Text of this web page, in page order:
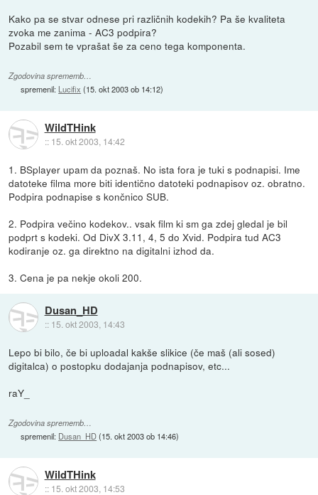
Kako pa se stvar odnese pri različnih kodekih? Pa še kvaliteta
zvoka me zanima - AC3 podpira?
Pozabil sem te vprašat še za ceno tega komponenta.
Zgodovina sprememb…
spremenil: Lucifix (15. okt 2003 ob 14:12)
WildTHink
:: 15. okt 2003, 14:42
1. BSplayer upam da poznaš. No ista fora je tuki s podnapisi. Ime
datoteke filma more biti identično datoteki podnapisov oz. obratno.
Podpira podnapise s končnico SUB.
2. Podpira večino kodekov.. vsak film ki sm ga zdej gledal je bil
podprt s kodeki. Od DivX 3.11, 4, 5 do Xvid. Podpira tud AC3
kodiranje oz. ga direktno na digitalni izhod da.
3. Cena je pa nekje okoli 200.
Dusan_HD
:: 15. okt 2003, 14:43
Lepo bi bilo, če bi uploadal kakše slikice (če maš (ali sosed)
digitalca) o postopku dodajanja podnapisov, etc...
raY_
Zgodovina sprememb…
spremenil: Dusan_HD(15. okt 2003 ob 14:46)
WildTHink
:: 15. okt 2003, 14:53